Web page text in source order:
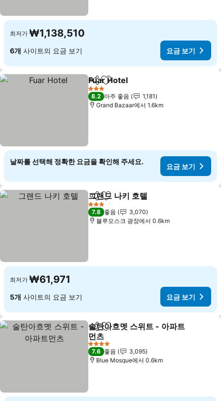
최저가 ₩1,138,510
6개 사이트의 요금 보기 요금 보기
공유 즐겨찾기에 추가
Fuar Hotel
3 성급
8.2 아주 좋음
1,181
Grand Bazaar에서 1.6km
날짜를 선택해 정확한 요금을 확인해 주세요.
요금 보기
공유 즐겨찾기에 추가
그랜드 나키 호텔
3 성급
7.8 좋음
3,070
블루모스크 광장에서 0.6km
최저가 ₩61,971
5개 사이트의 요금 보기 요금 보기
공유 즐겨찾기에 추가
술탄아흐멧 스위트 - 아파트
먼츠
4 성급
7.6 좋음
3,095
Blue Mosque에서 0.6km